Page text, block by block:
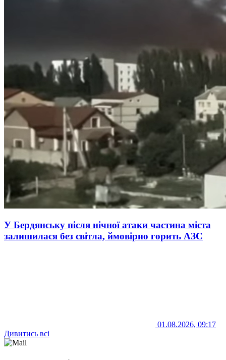
У Бердянську після нічної атаки частина міста
залишилася без світла, ймовірно горить АЗС
01.08.2026, 09:17
Дивитись всі